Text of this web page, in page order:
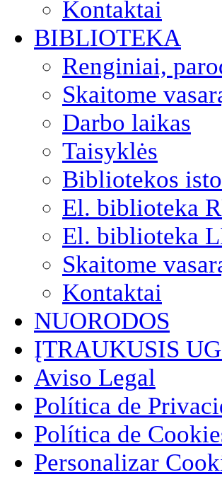
Kontaktai
BIBLIOTEKA
Renginiai,
Skaitome
Darbo laikas
Taisyklės
Bibliotekos
El. biblioteka
El. biblioteka
Skaitome
Kontaktai
NUORODOS
ĮTRAUKUSIS
Aviso Legal
Política de
Política de
Personalizar